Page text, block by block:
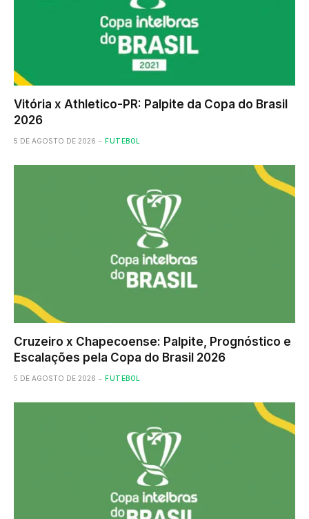
Vitória x Athletico-PR: Palpite da Copa do Brasil
2026
5 DE AGOSTO DE 2026 FUTEBOL
Cruzeiro x Chapecoense: Palpite, Prognóstico e
Escalações pela Copa do Brasil 2026
5 DE AGOSTO DE 2026 FUTEBOL